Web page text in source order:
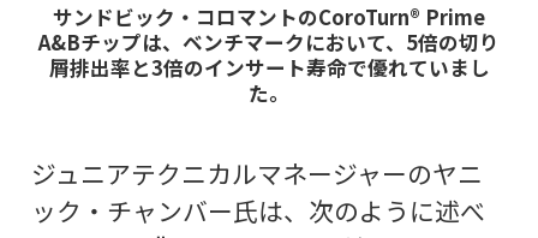
サンドビック・コロマントのCoroTurn® Prime
A&Bチップは、ベンチマークにおいて、5倍の切り
屑排出率と3倍のインサート寿命で優れていまし
た。
ジュニアテクニカルマネージャーのヤニ
ック・チャンバー氏は、次のように述べ